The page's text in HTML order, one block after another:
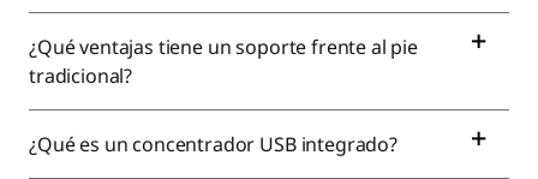
¿Qué ventajas tiene un soporte frente al pie
tradicional?
¿Qué es un concentrador USB integrado?